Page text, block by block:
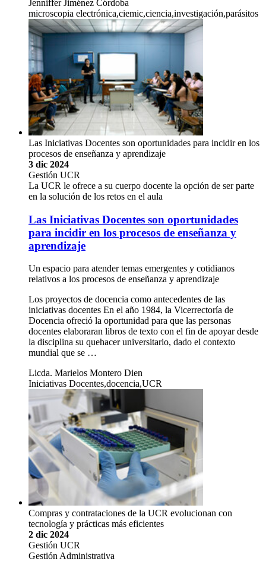
Jenniffer Jiménez Córdoba
microscopia electrónica,ciemic,ciencia,investigación,parásitos
Las Iniciativas Docentes son oportunidades para incidir en los
procesos de enseñanza y aprendizaje
3 dic 2024
Gestión UCR
La UCR le ofrece a su cuerpo docente la opción de ser parte
en la solución de los retos en el aula
Las Iniciativas Docentes son oportunidades
para incidir en los procesos de enseñanza y
aprendizaje
Un espacio para atender temas emergentes y cotidianos
relativos a los procesos de enseñanza y aprendizaje
Los proyectos de docencia como antecedentes de las
iniciativas docentes En el año 1984, la Vicerrectoría de
Docencia ofreció la oportunidad para que las personas
docentes elaboraran libros de texto con el fin de apoyar desde
la disciplina su quehacer universitario, dado el contexto
mundial que se …
Licda. Marielos Montero Dien
Iniciativas Docentes,docencia,UCR
Compras y contrataciones de la UCR evolucionan con
tecnología y prácticas más eficientes
2 dic 2024
Gestión UCR
Gestión Administrativa